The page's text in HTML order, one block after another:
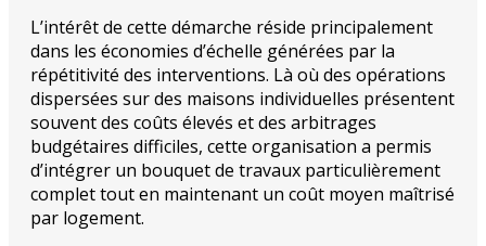
L’intérêt de cette démarche réside principalement
dans les économies d’échelle générées par la
répétitivité des interventions. Là où des opérations
dispersées sur des maisons individuelles présentent
souvent des coûts élevés et des arbitrages
budgétaires difficiles, cette organisation a permis
d’intégrer un bouquet de travaux particulièrement
complet tout en maintenant un coût moyen maîtrisé
par logement.